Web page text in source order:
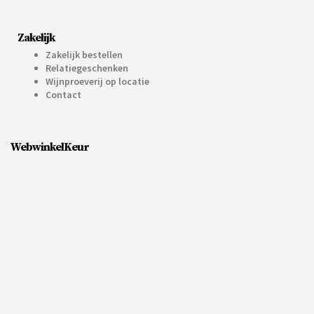
Zakelijk
Zakelijk bestellen
Relatiegeschenken
Wijnproeverij op locatie
Contact
WebwinkelKeur